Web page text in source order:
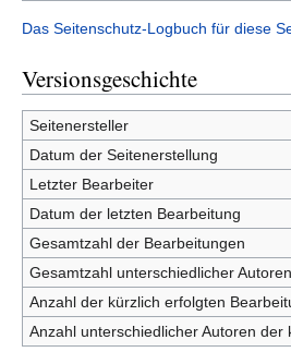
Das Seitenschutz-Logbuch für diese
Versionsgeschichte
Seitenersteller
Datum der Seitenerstellung
Letzter Bearbeiter
Datum der letzten Bearbeitung
Gesamtzahl der Bearbeitungen
Gesamtzahl unterschiedlicher Autoren
Anzahl der kürzlich erfolgten
Anzahl unterschiedlicher Autoren